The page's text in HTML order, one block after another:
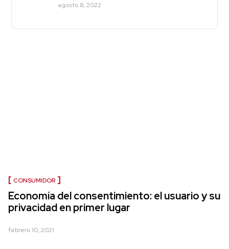
agosto 8, 2022
CONSUMIDOR
Economía del consentimiento: el usuario y su
privacidad en primer lugar
febrero 10, 2021